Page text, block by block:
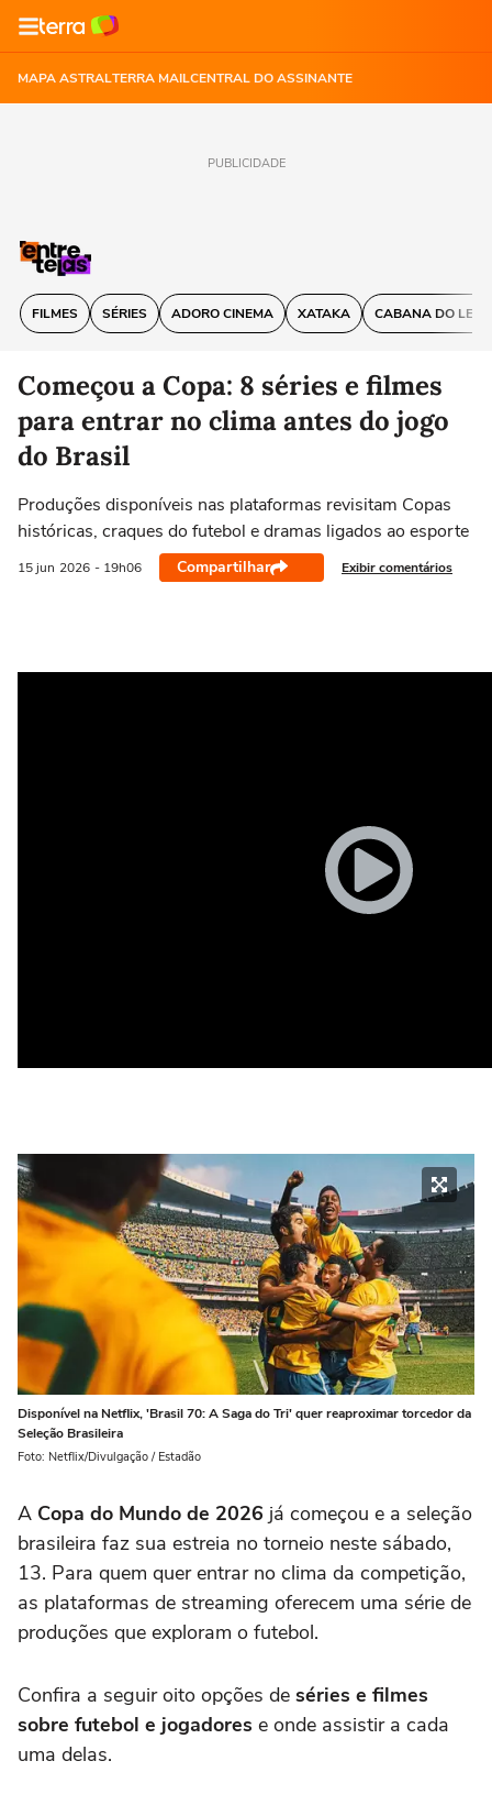
MAPA ASTRALTERRA MAILCENTRAL DO ASSINANTE
PUBLICIDADE
FILMES SÉRIES ADORO CINEMA XATAKA CABANA DO
Começou a Copa: 8 séries e filmes
para entrar no clima antes do jogo
do Brasil
Produções disponíveis nas plataformas revisitam Copas
históricas, craques do futebol e dramas ligados ao esporte
15 jun 2026 - 19h06 Compartilhar Exibir comentários
Disponível na Netflix, 'Brasil 70: A Saga do Tri' quer reaproximar torcedor da
Seleção Brasileira
Foto: Netflix/Divulgação / Estadão
A Copa do Mundo de 2026 já começou e a seleção
brasileira faz sua estreia no torneio neste sábado,
13. Para quem quer entrar no clima da competição,
as plataformas de streaming oferecem uma série de
produções que exploram o futebol.
Confira a seguir oito opções de séries e filmes
sobre futebol e jogadores e onde assistir a cada
uma delas.